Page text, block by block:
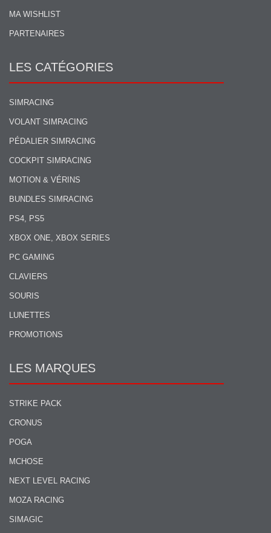
MA WISHLIST
PARTENAIRES
LES CATÉGORIES
SIMRACING
VOLANT SIMRACING
PÉDALIER SIMRACING
COCKPIT SIMRACING
MOTION & VÉRINS
BUNDLES SIMRACING
PS4, PS5
XBOX ONE, XBOX SERIES
PC GAMING
CLAVIERS
SOURIS
LUNETTES
PROMOTIONS
LES MARQUES
STRIKE PACK
CRONUS
POGA
MCHOSE
NEXT LEVEL RACING
MOZA RACING
SIMAGIC